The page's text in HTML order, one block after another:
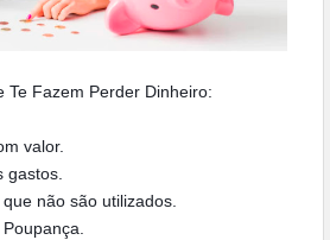
Te Fazem Perder Dinheiro:
valor.
gastos.
não são utilizados.